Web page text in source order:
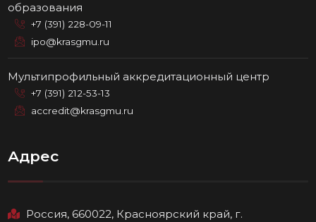
образования
+7 (391) 228-09-11
ipo@krasgmu.ru
Мультипрофильный аккредитационный центр
+7 (391) 212-53-13
accredit@krasgmu.ru
Адрес
Россия, 660022, Красноярский край, г.